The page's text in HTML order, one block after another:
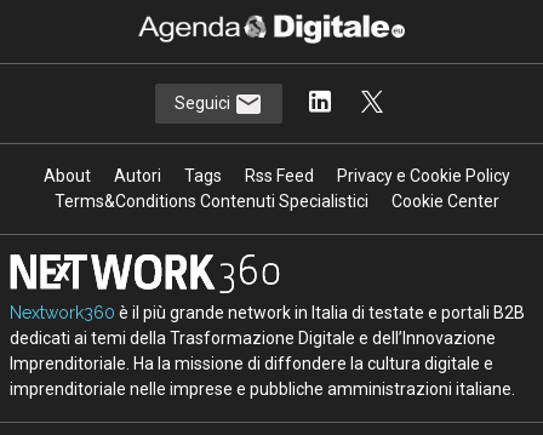
Seguici
About Autori Tags Rss Feed
Privacy e Cookie Policy
Terms&Conditions Contenuti Specialistici
Cookie Center
Nextwork360 è il più grande network in Italia di testate e portali B2B
dedicati ai temi della Trasformazione Digitale e dell’Innovazione
Imprenditoriale. Ha la missione di diffondere la cultura digitale e
imprenditoriale nelle imprese e pubbliche amministrazioni italiane.